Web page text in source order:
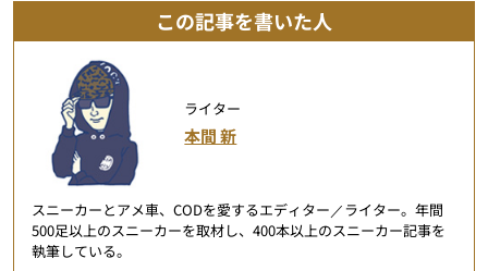
この記事を書いた人
ライター
本間 新
スニーカーとアメ車、CODを愛するエディター／ライター。年間
500足以上のスニーカーを取材し、400本以上のスニーカー記事を
執筆している。